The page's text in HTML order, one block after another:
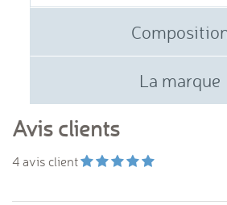
La marque
Avis clients
4 avis client